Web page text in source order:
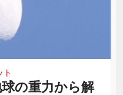
ト
の重力から解